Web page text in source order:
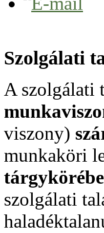
Szolgálati
A szolgálati
viszony)
munkaköri
szolgálati